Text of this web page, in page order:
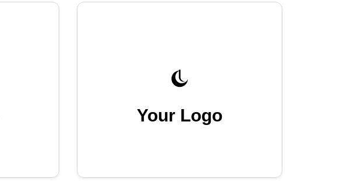
Your Logo